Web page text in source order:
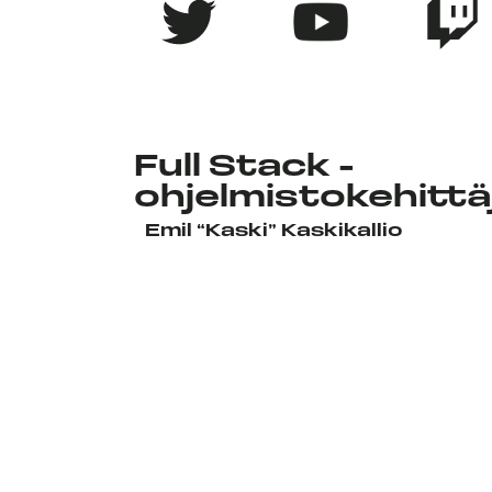
Full Stack -
Emil “Kaski” Kaskikallio